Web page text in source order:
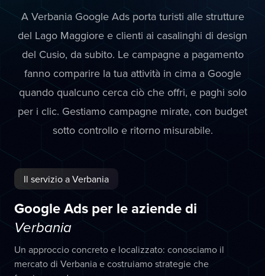
A Verbania Google Ads porta turisti alle strutture
del Lago Maggiore e clienti ai casalinghi di design
del Cusio, da subito. Le campagne a pagamento
fanno comparire la tua attività in cima a Google
quando qualcuno cerca ciò che offri, e paghi solo
per i clic. Gestiamo campagne mirate, con budget
sotto controllo e ritorno misurabile.
Il servizio a Verbania
Google Ads per le aziende di
Verbania
Un approccio concreto e localizzato: conosciamo il
mercato di Verbania e costruiamo strategie che